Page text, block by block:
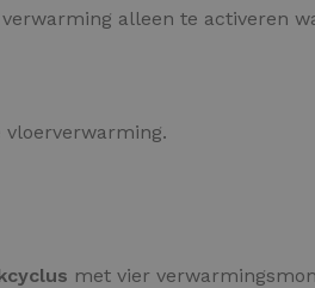
alleen te activeren
vloerverwarming.
met vier